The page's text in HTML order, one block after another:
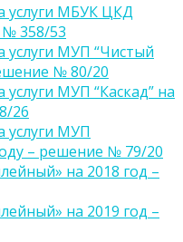
услуги МБУК ЦКД
358/53
МУП “Чистый
№ 80/20
МУП “Каскад” на
26
услуги МУП
– решение № 79/20
на 2018 год –
на 2019 год –